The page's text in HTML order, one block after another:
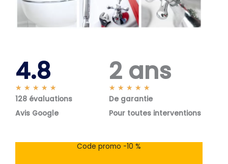
4.8
★ ★ ★ ★ ★
o
s
128 évaluations
Avis Google
2 ans
★ ★ ★ ★ ★
o
s
De garantie
Pour toutes interventions
Code promo -10 %